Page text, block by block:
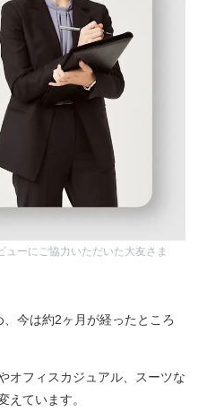
ューにご協力いただいた大友さま
今は約2ヶ月が経ったところ
オフィスカジュアル、スーツな
えています。